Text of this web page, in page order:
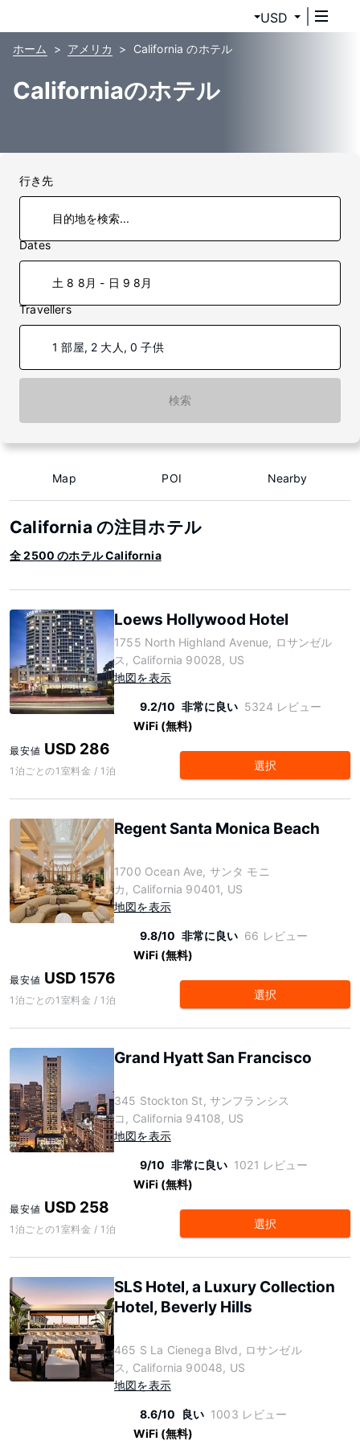
USD
ホーム アメリカ California のホテル
Californiaのホテル
行き先
Dates
土 8 8月 - 日 9 8月
Travellers
1 部屋, 2 大人, 0 子供
検索
Map POI Nearby
California の注目ホテル
全 2500 のホテル California
Loews Hollywood Hotel
1755 North Highland Avenue, ロサンゼル
ス, California 90028, US
地図を表示
9.2/10 非常に良い 5324 レビュー
WiFi (無料)
最安値 USD 286
1泊ごとの1室料金 / 1泊 選択
Regent Santa Monica Beach
1700 Ocean Ave, サンタ モニ
カ, California 90401, US
地図を表示
9.8/10 非常に良い 66 レビュー
WiFi (無料)
最安値 USD 1576
1泊ごとの1室料金 / 1泊 選択
Grand Hyatt San Francisco
345 Stockton St, サンフランシス
コ, California 94108, US
地図を表示
9/10 非常に良い 1021 レビュー
WiFi (無料)
最安値 USD 258
1泊ごとの1室料金 / 1泊 選択
SLS Hotel, a Luxury Collection
Hotel, Beverly Hills
465 S La Cienega Blvd, ロサンゼル
ス, California 90048, US
地図を表示
8.6/10 良い 1003 レビュー
WiFi (無料)